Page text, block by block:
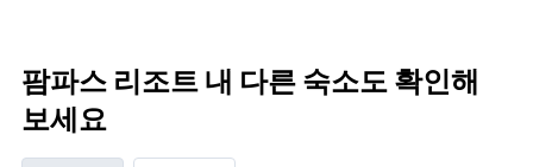
팜파스 리조트 내 다른 숙소도 확인해
보세요